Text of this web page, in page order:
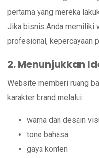
pertama yang mereka
Jika bisnis Anda memiliki
profesional, kepercayaan
2. Menunjukkan
Website memberi ruang
karakter brand melalui:
warna dan desain
tone bahasa
gaya konten